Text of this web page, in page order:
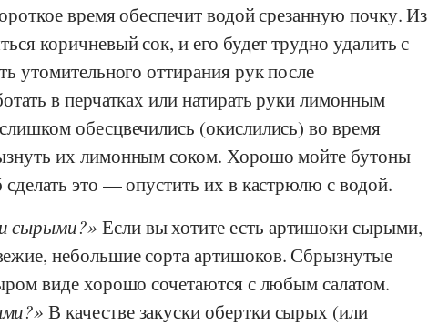
время обеспечит водой срезанную почку. Из
коричневый сок, и его будет трудно удалить с
утомительного оттирания рук после
в перчатках или натирать руки лимонным
обесцвечились (окислились) во время
их лимонным соком. Хорошо мойте бутоны
это — опустить их в кастрюлю с водой.
сырыми? Если вы хотите есть артишоки сырыми,
небольшие сорта артишоков. Сбрызнутые
виде хорошо сочетаются с любым салатом.
В качестве закуски обертки сырых (или